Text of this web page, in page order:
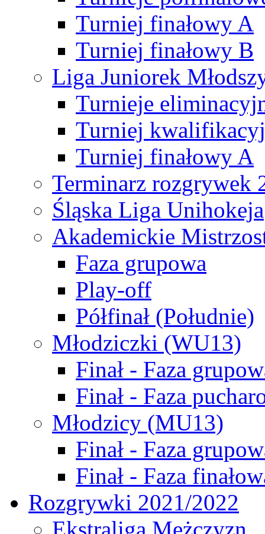
Turniej finałowy A
Turniej finałowy B
Liga Juniorek
Turnieje
Turniej
Turniej finałowy A
Terminarz rozgrywek
Śląska Liga Unihokeja
Akademickie
Faza grupowa
Play-off
Półfinał (Południe)
Młodziczki (WU13)
Finał - Faza
Finał - Faza
Młodzicy (MU13)
Finał - Faza
Finał - Faza
Rozgrywki 2021/2022
Ekstraliga Mężczyzn